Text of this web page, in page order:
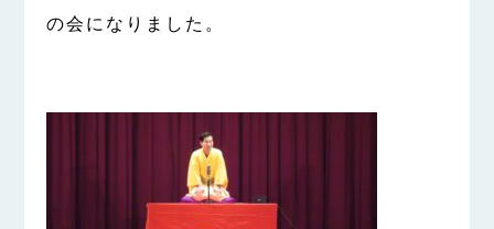
の会になりました。